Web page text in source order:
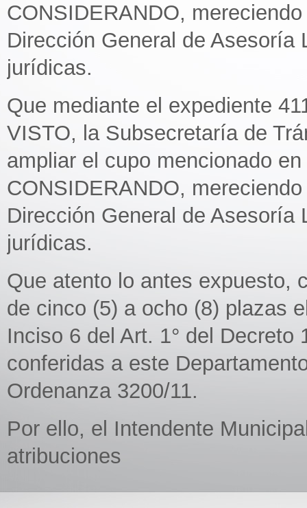
CONSIDERANDO,
Dirección General de Asesoría
jurídicas.
Que mediante el expediente
VISTO, la Subsecretaría de
ampliar el cupo mencionado
CONSIDERANDO,
Dirección General de Asesoría
jurídicas.
Que atento lo antes expuesto,
de cinco (5) a ocho (8) plazas
Inciso 6 del Art. 1° del
conferidas a este
Ordenanza 3200/11.
Por ello, el Intendente
atribuciones